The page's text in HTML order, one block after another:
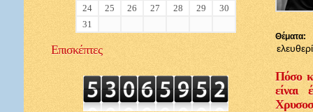
24
25 26 27 28 29
30
31
Επισκέπτες
Θέματα:
Πόσο
είναι